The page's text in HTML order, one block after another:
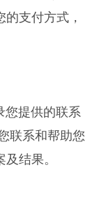
支付方式，
提供的联系
联系和帮助您
结果。